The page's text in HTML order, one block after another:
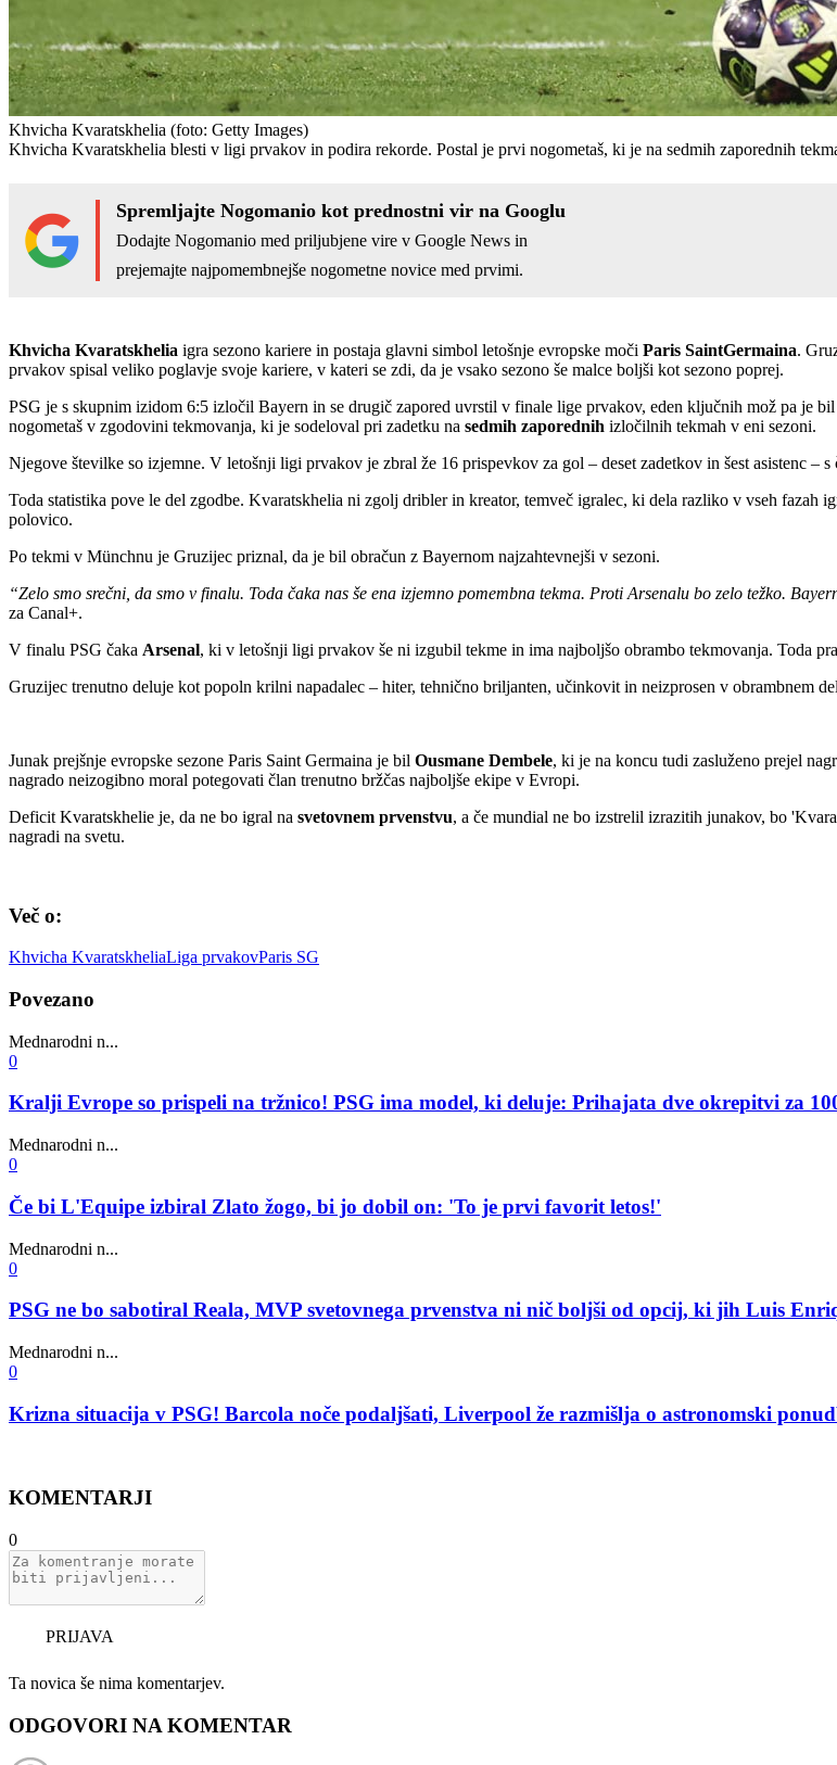
Khvicha Kvaratskhelia (foto: Getty Images)
Khvicha Kvaratskhelia blesti v ligi prvakov in podira rekorde. Postal je prvi nogometaš, ki je na sedmih zaporednih
Spremljajte Nogomanio kot prednostni vir na Googlu
Dodajte Nogomanio med priljubjene vire v Google News in
prejemajte najpomembnejše nogometne novice med prvimi.
Khvicha Kvaratskhelia igra sezono kariere in postaja glavni simbol letošnje evropske moči Paris SaintGermaina.
prvakov spisal veliko poglavje svoje kariere, v kateri se zdi, da je vsako sezono še malce boljši kot sezono poprej.
PSG je s skupnim izidom 6:5 izločil Bayern in se drugič zapored uvrstil v finale lige prvakov, eden ključnih mož pa je
nogometaš v zgodovini tekmovanja, ki je sodeloval pri zadetku na sedmih zaporednih izločilnih tekmah v eni sezoni.
Njegove številke so izjemne. V letošnji ligi prvakov je zbral že 16 prispevkov za gol – deset zadetkov in šest asistenc – s
Toda statistika pove le del zgodbe. Kvaratskhelia ni zgolj dribler in kreator, temveč igralec, ki dela razliko v vseh fazah
polovico.
Po tekmi v Münchnu je Gruzijec priznal, da je bil obračun z Bayernom najzahtevnejši v sezoni.
“Zelo smo srečni, da smo v finalu. Toda čaka nas še ena izjemno pomembna tekma. Proti Arsenalu bo zelo težko.
za Canal+.
V finalu PSG čaka Arsenal, ki v letošnji ligi prvakov še ni izgubil tekme in ima najboljšo obrambo tekmovanja. Toda
Gruzijec trenutno deluje kot popoln krilni napadalec – hiter, tehnično briljanten, učinkovit in neizprosen v obrambnem
Junak prejšnje evropske sezone Paris Saint Germaina je bil Ousmane Dembele, ki je na koncu tudi zasluženo prejel
nagrado neizogibno moral potegovati član trenutno bržčas najboljše ekipe v Evropi.
Deficit Kvaratskhelie je, da ne bo igral na svetovnem prvenstvu, a če mundial ne bo izstrelil izrazitih junakov, bo
nagradi na svetu.
Več o:
Khvicha KvaratskheliaLiga prvakovParis SG
Povezano
Mednarodni n...
0
Kralji Evrope so prispeli na tržnico! PSG ima model, ki deluje: Prihajata dve okrepitvi za
Mednarodni n...
0
Če bi L'Equipe izbiral Zlato žogo, bi jo dobil on: 'To je prvi favorit letos!'
Mednarodni n...
0
PSG ne bo sabotiral Reala, MVP svetovnega prvenstva ni nič boljši od opcij, ki jih Luis
Mednarodni n...
0
Krizna situacija v PSG! Barcola noče podaljšati, Liverpool že razmišlja o astronomski
KOMENTARJI
0
PRIJAVA
Ta novica še nima komentarjev.
ODGOVORI NA KOMENTAR